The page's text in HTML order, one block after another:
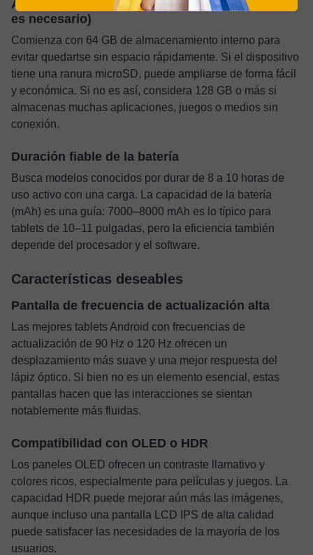
Almacenamiento suficiente (más ampliación si
es necesario)
Comienza con 64 GB de almacenamiento interno para
evitar quedartse sin espacio rápidamente. Si el dispositivo
tiene una ranura microSD, puede ampliarse de forma fácil
y económica. Si no es así, considera 128 GB o más si
almacenas muchas aplicaciones, juegos o medios sin
conexión.
Duración fiable de la batería
Busca modelos conocidos por durar de 8 a 10 horas de
uso activo con una carga. La capacidad de la batería
(mAh) es una guía: 7000–8000 mAh es lo típico para
tablets de 10–11 pulgadas, pero la eficiencia también
depende del procesador y el software.
Características deseables
Pantalla de frecuencia de actualización alta
Las mejores tablets Android con frecuencias de
actualización de 90 Hz o 120 Hz ofrecen un
desplazamiento más suave y una mejor respuesta del
lápiz óptico. Si bien no es un elemento esencial, estas
pantallas hacen que las interacciones se sientan
notablemente más fluidas.
Compatibilidad con OLED o HDR
Los paneles OLED ofrecen un contraste llamativo y
colores ricos, especialmente para películas y juegos. La
capacidad HDR puede mejorar aún más las imágenes,
aunque incluso una pantalla LCD IPS de alta calidad
puede satisfacer las necesidades de la mayoría de los
usuarios.